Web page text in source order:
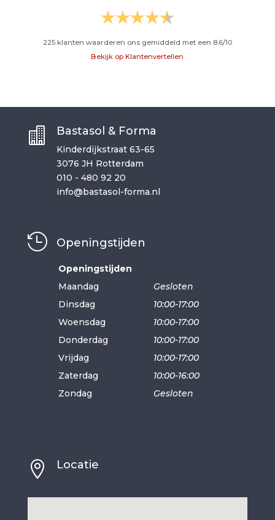
225klanten waarderen ons gemiddeld met een 8.6/10
Bekijk op Klantenvertellen
 Bastasol & Forma
Kinderdijkstraat 63-65
3076 JH Rotterdam
010 - 480 92 20
info@bastasol-forma.nl
 Openingstijden
Openingstijden
Maandag
Gesloten
Dinsdag
10:00-17:00
Woensdag
10:00-17:00
Donderdag
10:00-17:00
Vrijdag
10:00-17:00
Zaterdag
10:00-16:00
Zondag
Gesloten
 Locatie